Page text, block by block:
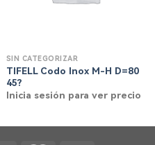
SIN CATEGORIZAR
TIFELL Codo Inox M-H D=80
45?
Inicia sesión para ver precio